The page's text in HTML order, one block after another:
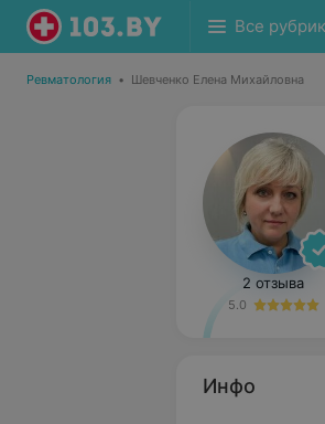
Все
Ревматология • Шевченко Елена Михайловна
2 отзыва
5.0
Инфо